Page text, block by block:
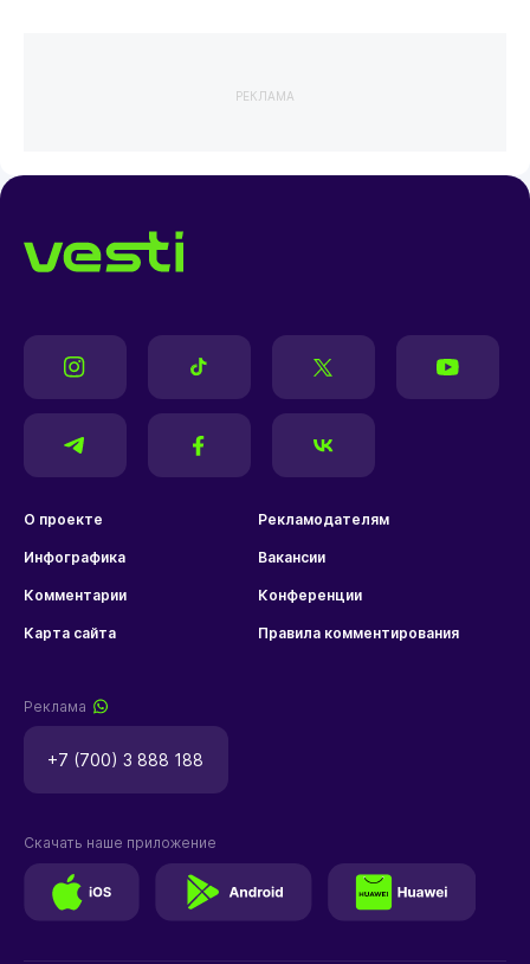
РЕКЛАМА
О проекте Рекламодателям
Инфографика Вакансии
Комментарии Конференции
Карта сайта Правила комментирования
Реклама
+7 (700) 3 888 188
Скачать наше приложение